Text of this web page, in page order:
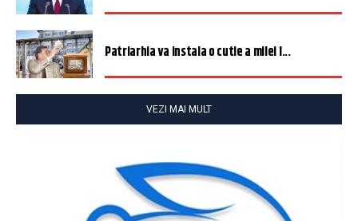
Patriarhia va instala o cutie a milei î...
VEZI MAI MULT